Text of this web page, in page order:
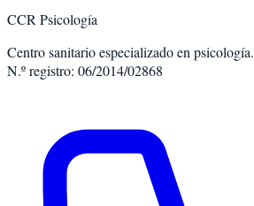
CCR Psicología
Centro sanitario especializado en psicología.
N.º registro: 06/2014/02868